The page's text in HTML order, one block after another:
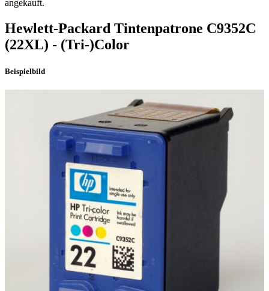
Hewlett-Packard Tintenpatrone C9352C
(22XL) - (Tri-)Color
Beispielbild